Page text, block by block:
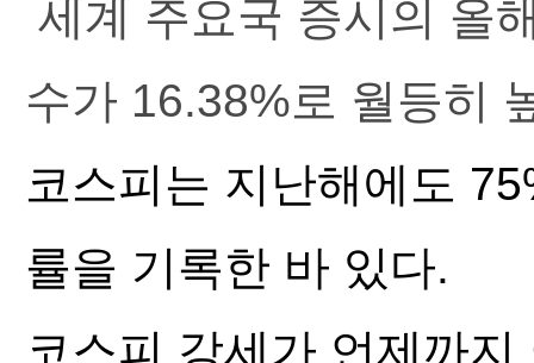
세계 주요국 증시의 올
수가 16.38%로 월등히
코스피는 지난해에도
률을 기록한 바 있다.
코스피 강세가 언제까